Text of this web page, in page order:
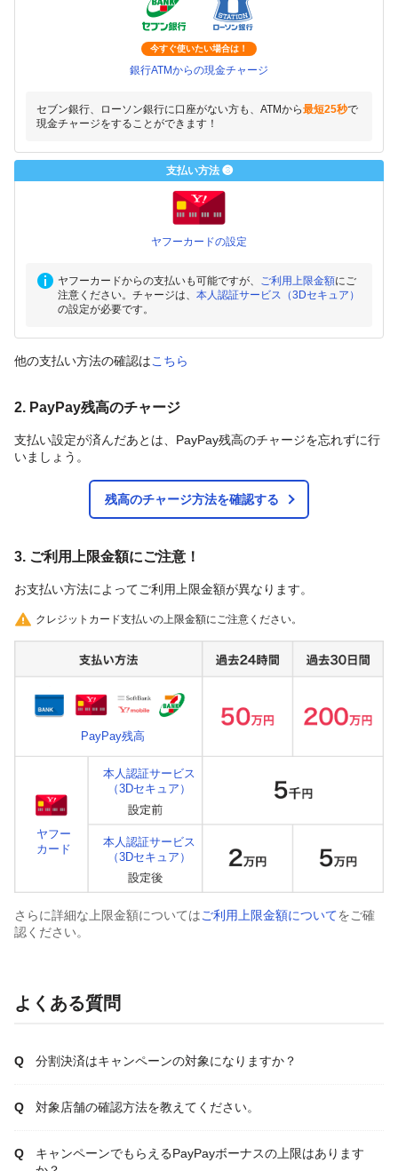
今すぐ使いたい場合は！
銀行ATMからの現金チャージ
セブン銀行、ローソン銀行に口座がない方も、ATMから最短25秒で
現金チャージをすることができます！
支払い方法 ❸
ヤフーカードの設定
ヤフーカードからの支払いも可能ですが、 ご利用上限金額にご
注意ください。チャージは、 本人認証サービス（3Dセキュア）
の設定が必要です。
他の支払い方法の確認はこちら
2. PayPay残高のチャージ
支払い設定が済んだあとは、PayPay残高のチャージを忘れずに行
いましょう。
残高のチャージ方法を確認する
3. ご利用上限金額にご注意！
お支払い方法によってご利用上限金額が異なります。
クレジットカード支払いの上限金額にご注意ください。
PayPay残高
ヤフー
カード
本人認証サービス
（3Dセキュア）
本人認証サービス
（3Dセキュア）
さらに詳細な上限金額についてはご利用上限金額についてをご確
認ください。
よくある質問
分割決済はキャンペーンの対象になりますか？
対象店舗の確認方法を教えてください。
キャンペーンでもらえるPayPayボーナスの上限はあります